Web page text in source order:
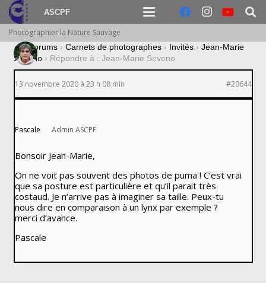
ASCPF
Photographier la Nature Sauvage
› Forums › Carnets de photographes › Invités › Jean-Marie
Seveno › Répondre à : Jean-Marie Seveno
13 novembre 2020 à 23 h 08 min #20644
Pascale Admin ASCPF
Bonsoir Jean-Marie,
On ne voit pas souvent des photos de puma ! C’est vrai
que sa posture est particulière et qu’il parait très
costaud. Je n’arrive pas à imaginer sa taille. Peux-tu
nous dire en comparaison à un lynx par exemple ?
merci d’avance.
Pascale